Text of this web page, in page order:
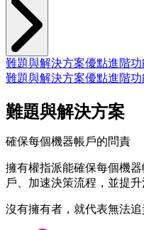
難題與解決方案優點進階功
難題與解決方案優點進階功
難題與解決方案
確保每個機器帳戶的問責
擁有權指派能確保每個機
戶、加速決策流程，並提升
沒有擁有者，就代表無法追